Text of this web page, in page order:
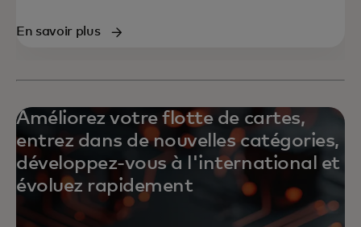
En savoir plus
Améliorez votre flotte de cartes,
entrez dans de nouvelles catégories,
développez-vous à l'international et
évoluez rapidement